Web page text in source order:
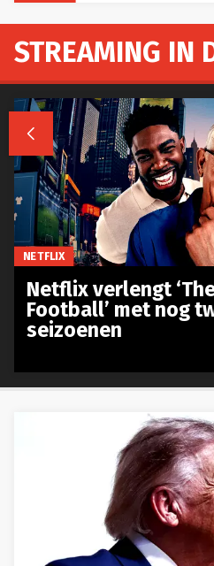
STREAMING IN

NETFLIX
Netflix verlengt
Football’ met nog
seizoenen